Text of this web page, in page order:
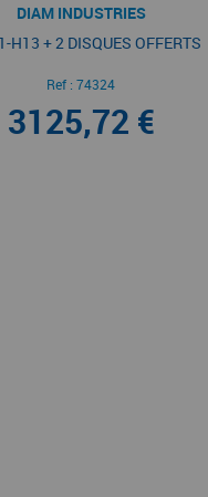
DIAM INDUSTRIES
H13 + 2 DISQUES OFFERTS
Ref :74324
3125,72 €